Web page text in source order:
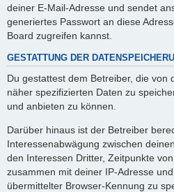
deiner E-Mail-Adresse und sendet
generiertes Passwort an diese
Board zugreifen kannst.
GESTATTUNG DER
Du gestattest dem Betreiber, die von
näher spezifizierten Daten zu
und anbieten zu können.
Darüber hinaus ist der Betreiber
Interessenabwägung zwischen
den Interessen Dritter, Zeitpunkte
zusammen mit deiner IP-Adresse
übermittelter Browser-Kennung zu